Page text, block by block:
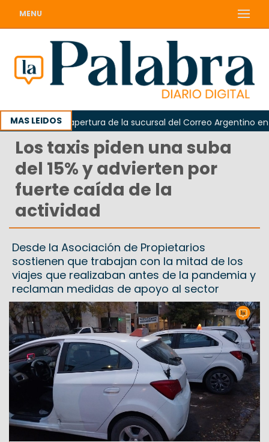
MENU
MAS LEIDOS
la reapertura de la sucursal del Correo Argentino en
Los taxis piden una suba
del 15% y advierten por
fuerte caída de la
actividad
Desde la Asociación de Propietarios
sostienen que trabajan con la mitad de los
viajes que realizaban antes de la pandemia y
reclaman medidas de apoyo al sector